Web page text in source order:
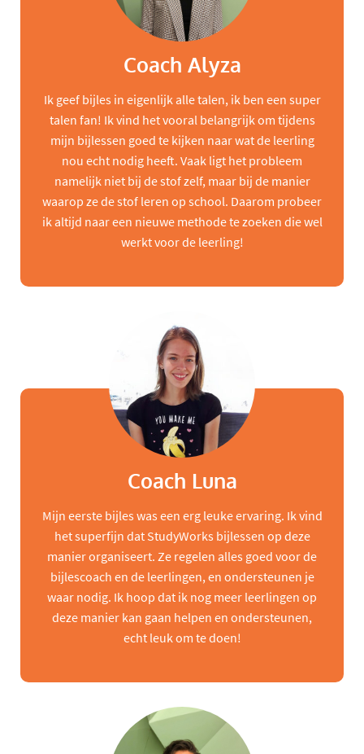
Coach Alyza
Ik geef bijles in eigenlijk alle talen, ik ben een super
talen fan! Ik vind het vooral belangrijk om tijdens
mijn bijlessen goed te kijken naar wat de leerling
nou echt nodig heeft. Vaak ligt het probleem
namelijk niet bij de stof zelf, maar bij de manier
waarop ze de stof leren op school. Daarom probeer
ik altijd naar een nieuwe methode te zoeken die wel
werkt voor de leerling!
Coach Luna
Mijn eerste bijles was een erg leuke ervaring. Ik vind
het superfijn dat StudyWorks bijlessen op deze
manier organiseert. Ze regelen alles goed voor de
bijlescoach en de leerlingen, en ondersteunen je
waar nodig. Ik hoop dat ik nog meer leerlingen op
deze manier kan gaan helpen en ondersteunen,
echt leuk om te doen!